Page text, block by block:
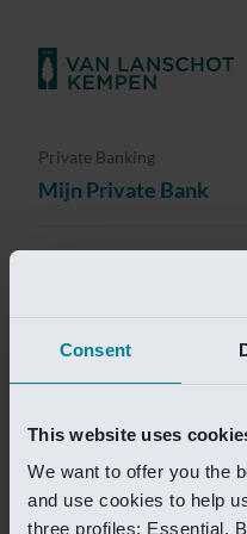
Consent
This website uses
We want to offer you the
and use cookies to help
three profiles: Essential,
Private Banking
Mijn Private Bank
Investment Banking
Van Lanschot Kempen
Helaas is